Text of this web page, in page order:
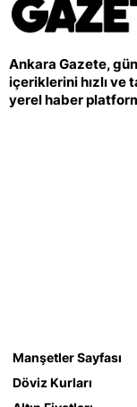
Ankara Gazete,
içeriklerini hızlı ve
yerel haber
Manşetler Sayfası
Döviz Kurları